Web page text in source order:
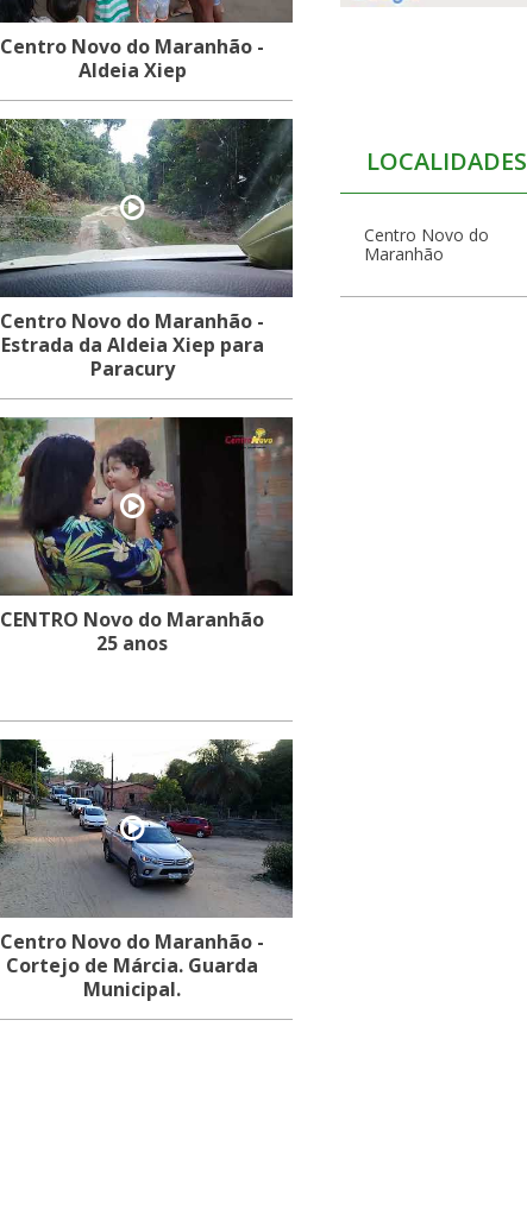
Centro Novo do Maranhão -
Aldeia Xiep
Centro Novo do Maranhão -
Estrada da Aldeia Xiep para
Paracury
CENTRO Novo do Maranhão
25 anos
Centro Novo do Maranhão -
Cortejo de Márcia. Guarda
Municipal.
LOCALIDADES
Centro Novo do
Maranhão